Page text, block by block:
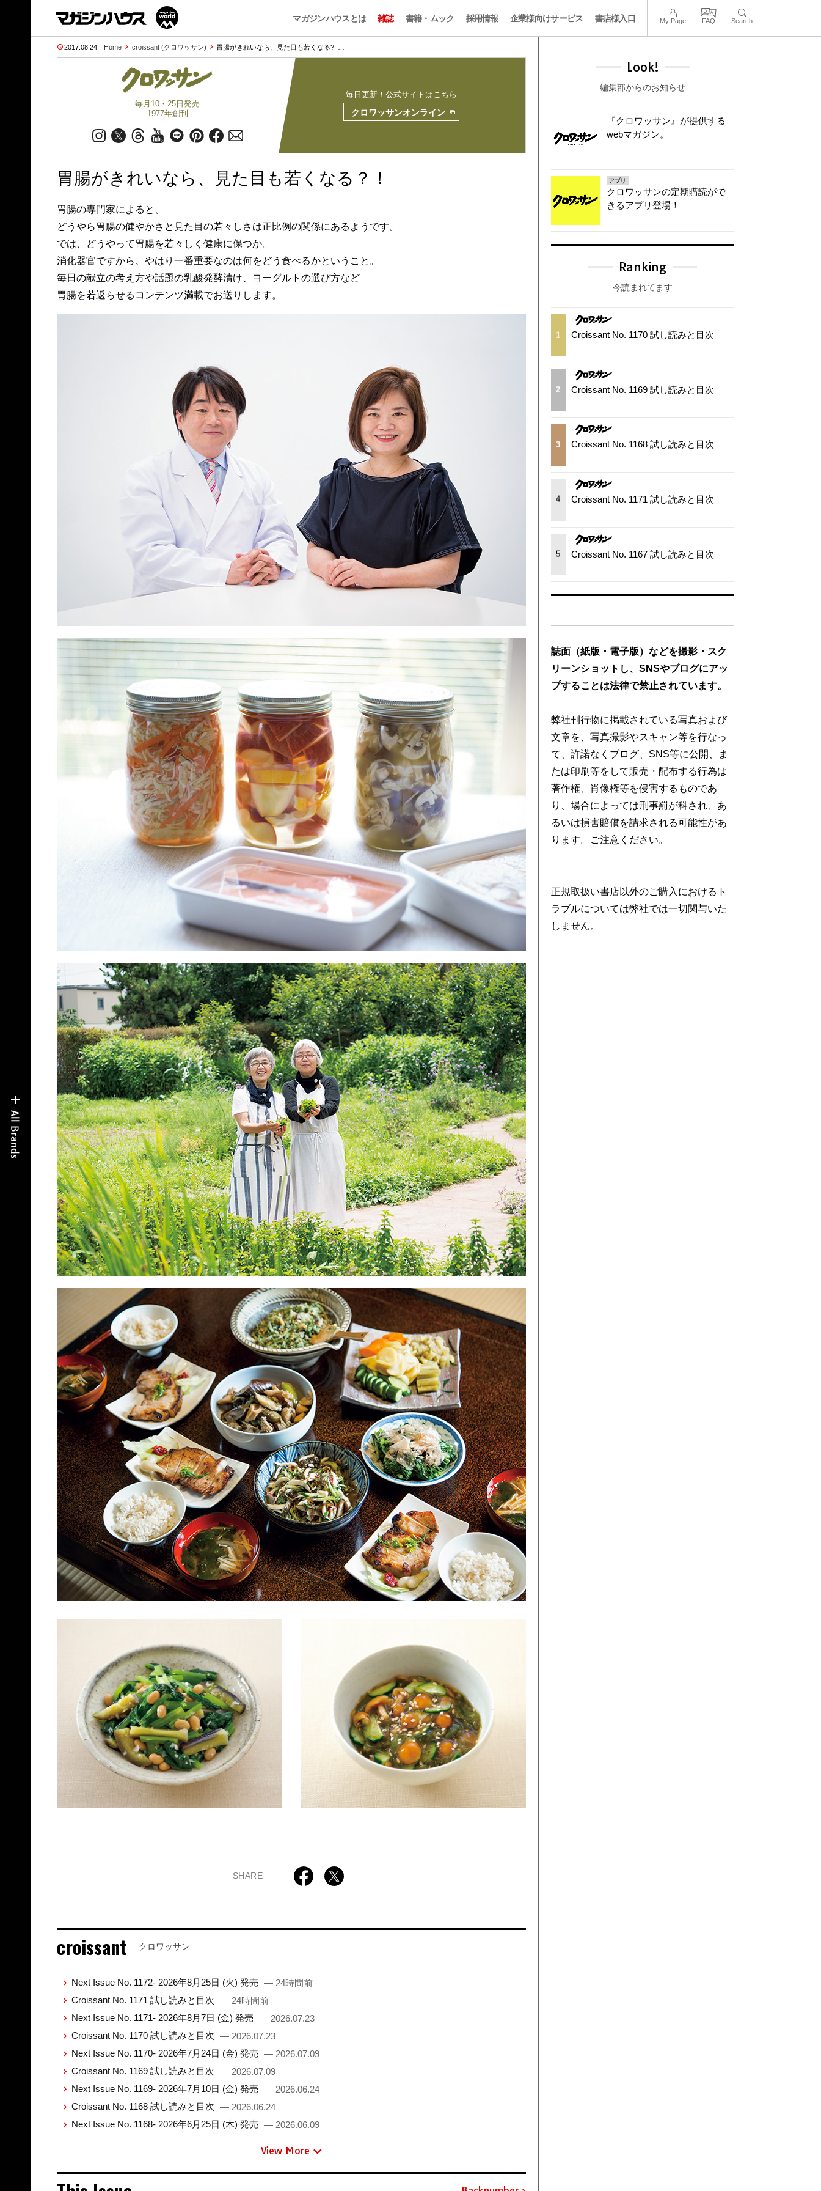
マガジンハウスとは 雑誌 書籍・ムック 採用情報 企業様向けサービス 書店様入口 My Page FAQ Search
2017.08.24 Home croissant (クロワッサン) 胃腸がきれいなら、見た目も若くなる?! …
毎月10・25日発売
1977年創刊
毎日更新！公式サイトはこちら
クロワッサンオンライン
胃腸がきれいなら、見た目も若くなる？！
胃腸の専門家によると、
どうやら胃腸の健やかさと見た目の若々しさは正比例の関係にあるようです。
では、どうやって胃腸を若々しく健康に保つか。
消化器官ですから、やはり一番重要なのは何をどう食べるかということ。
毎日の献立の考え方や話題の乳酸発酵漬け、ヨーグルトの選び方など
胃腸を若返らせるコンテンツ満載でお送りします。
SHARE
croissant クロワッサン
Next Issue No. 1172- 2026年8月25日 (火) 発売 — 24時間前
Croissant No. 1171 試し読みと目次 — 24時間前
Next Issue No. 1171- 2026年8月7日 (金) 発売 — 2026.07.23
Croissant No. 1170 試し読みと目次 — 2026.07.23
Next Issue No. 1170- 2026年7月24日 (金) 発売 — 2026.07.09
Croissant No. 1169 試し読みと目次 — 2026.07.09
Next Issue No. 1169- 2026年7月10日 (金) 発売 — 2026.06.24
Croissant No. 1168 試し読みと目次 — 2026.06.24
Next Issue No. 1168- 2026年6月25日 (木) 発売 — 2026.06.09
View More
Look!
編集部からのお知らせ
『クロワッサン』が提供する
webマガジン。
アプリ
クロワッサンの定期購読がで
きるアプリ登場！
Ranking
今読まれてます
1 Croissant No. 1170 試し読みと目次
2 Croissant No. 1169 試し読みと目次
3 Croissant No. 1168 試し読みと目次
4 Croissant No. 1171 試し読みと目次
5 Croissant No. 1167 試し読みと目次
誌面（紙版・電子版）などを撮影・スク
リーンショットし、SNSやブログにアッ
プすることは法律で禁止されています。
弊社刊行物に掲載されている写真および
文章を、写真撮影やスキャン等を行なっ
て、許諾なくブログ、SNS等に公開、ま
たは印刷等をして販売・配布する行為は
著作権、肖像権等を侵害するものであ
り、場合によっては刑事罰が科され、あ
るいは損害賠償を請求される可能性があ
ります。ご注意ください。
正規取扱い書店以外のご購入におけるト
ラブルについては弊社では一切関与いた
しません。